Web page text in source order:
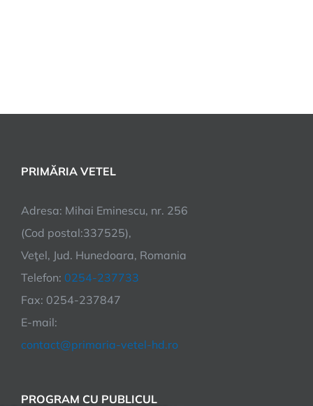
PRIMĂRIA VETEL
Adresa: Mihai Eminescu, nr. 256
(Cod postal:337525),
Veţel, Jud. Hunedoara, Romania
Telefon: 0254-237733
Fax: 0254-237847
E-mail:
contact@primaria-vetel-hd.ro
PROGRAM CU PUBLICUL